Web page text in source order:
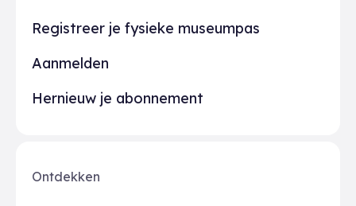
Ontdekken
Registreer je fysieke museumpas
Aanmelden
Hernieuw je abonnement